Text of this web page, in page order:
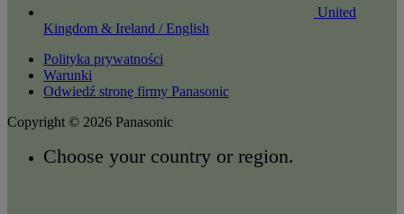
United
Kingdom & Ireland / English
Polityka prywatności
Warunki
Odwiedź stronę firmy Panasonic
Copyright © 2026 Panasonic
Choose your country or region.